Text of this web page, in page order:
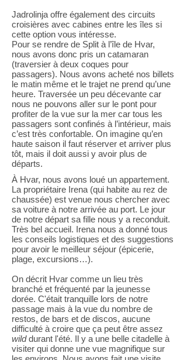
Jadrolinja offre également des circuits
croisières avec cabines entre les îles si
cette option vous intéresse.
Pour se rendre de Split à l’île de Hvar,
nous avons donc pris un catamaran
(traversier à deux coques pour
passagers). Nous avons acheté nos billets
le matin même et le trajet ne prend qu’une
heure. Traversée un peu décevante car
nous ne pouvons aller sur le pont pour
profiter de la vue sur la mer car tous les
passagers sont confinés à l’intérieur, mais
c’est très confortable. On imagine qu’en
haute saison il faut réserver et arriver plus
tôt, mais il doit aussi y avoir plus de
départs.
À Hvar, nous avons loué un appartement.
La propriétaire Irena (qui habite au rez de
chaussée) est venue nous chercher avec
sa voiture à notre arrivée au port. Le jour
de notre départ sa fille nous y a reconduit.
Très bel accueil. Irena nous a donné tous
les conseils logistiques et des suggestions
pour avoir le meilleur séjour (épicerie,
plage, excursions…).
On décrit Hvar comme un lieu très
branché et fréquenté par la jeunesse
dorée. C'était tranquille lors de notre
passage mais à la vue du nombre de
restos, de bars et de discos, aucune
difficulté à croire que ça peut être assez
wilddurant l'été. Il y a une belle citadelle à
visiter qui donne une vue magnifique sur